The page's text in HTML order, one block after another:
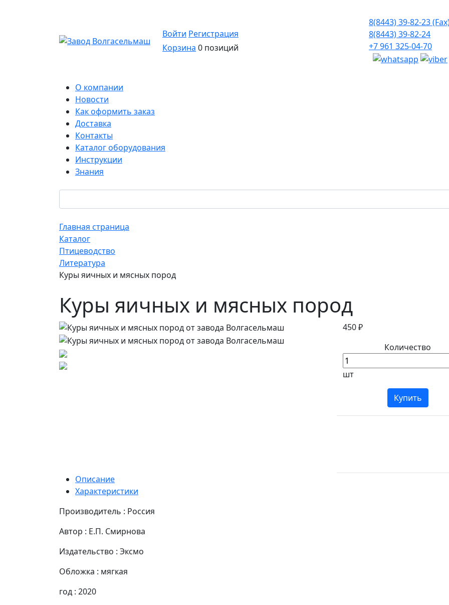
Войти Регистрация
Корзина 0 позиций
8(8443) 39-82-23
8(8443) 39-82-24
+7 961 325-04-70
О компании
Новости
Как оформить заказ
Доставка
Контакты
Каталог оборудования
Инструкции
Знания
Главная страница
Каталог
Птицеводство
Литература
Куры яичных и мясных пород
Куры яичных и мясных пород
450 ₽
Количество
шт
Купить
Описание
Характеристики
Производитель : Россия
Автор : Е.П. Смирнова
Издательство : Эксмо
Обложка : мягкая
год : 2020